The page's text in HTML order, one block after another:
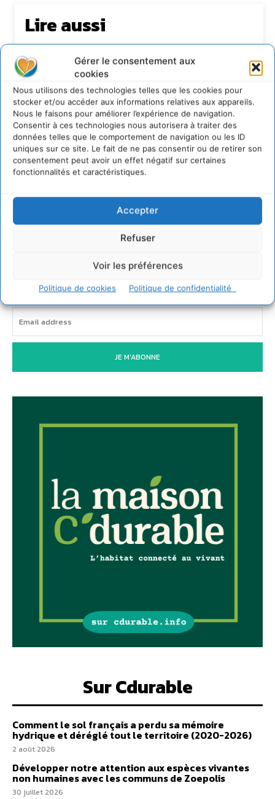
Gérer le consentement aux
cookies
Nous utilisons des technologies telles que les cookies pour
stocker et/ou accéder aux informations relatives aux appareils.
Nous le faisons pour améliorer l’expérience de navigation.
Consentir à ces technologies nous autorisera à traiter des
données telles que le comportement de navigation ou les ID
uniques sur ce site. Le fait de ne pas consentir ou de retirer son
consentement peut avoir un effet négatif sur certaines
fonctionnalités et caractéristiques.
Accepter
Refuser
Voir les préférences
Politique de cookies Politique de confidentialité
Lire aussi
coopération avec un Commun
d’Accompagnement des Transitions
7 août 2026
Soutenir un pastoralisme durable en faveur de
socio-écosystèmes résilients
6 août 2026
S’inspirer de l’arbre pour un modèle
économique régénératif du vivant …
5 août 2026
entreprises à devenir des alliées du vivant
Newsletter
JE M'ABONNE
Sur Cdurable
Comment le sol français a perdu sa mémoire
hydrique et déréglé tout le territoire (2020-2026)
2 août 2026
Développer notre attention aux espèces vivantes
non humaines avec les communs de Zoepolis
30 juillet 2026